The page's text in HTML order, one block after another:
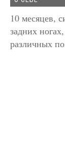
10 месяцев,
задних
различных